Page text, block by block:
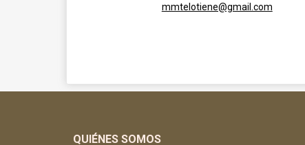
mmtelotiene@gmail.com
QUIÉNES SOMOS